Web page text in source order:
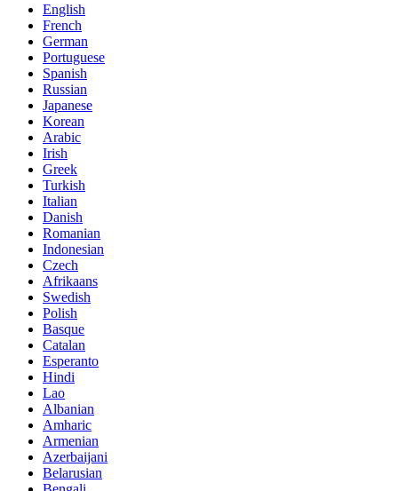
English
French
German
Portuguese
Spanish
Russian
Japanese
Korean
Arabic
Irish
Greek
Turkish
Italian
Danish
Romanian
Indonesian
Czech
Afrikaans
Swedish
Polish
Basque
Catalan
Esperanto
Hindi
Lao
Albanian
Amharic
Armenian
Azerbaijani
Belarusian